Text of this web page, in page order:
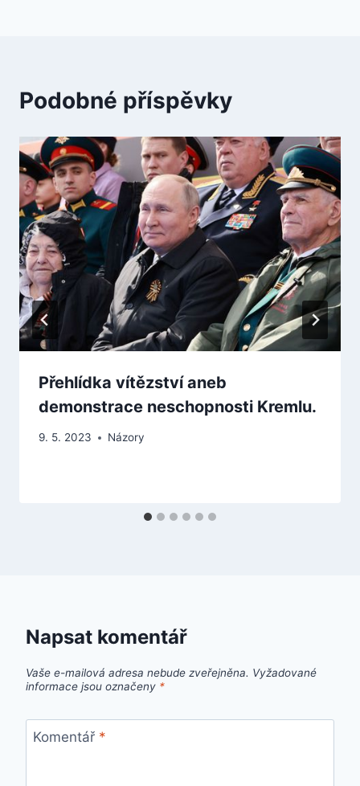
Podobné příspěvky
Přehlídka vítězství aneb
demonstrace neschopnosti Kremlu.
9. 5. 2023 Názory
Napsat komentář
Vaše e-mailová adresa nebude zveřejněna. Vyžadované
informace jsou označeny *
Komentář *